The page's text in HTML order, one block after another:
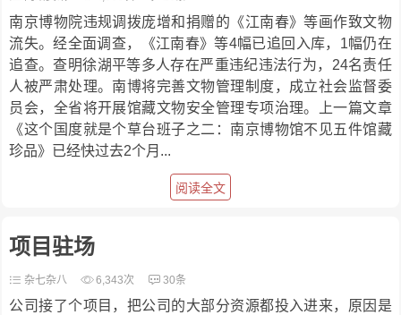
南京博物院违规调拨庞增和捐赠的《江南春》等画作致文物
流失。经全面调查，《江南春》等4幅已追回入库，1幅仍在
追查。查明徐湖平等多人存在严重违纪违法行为，24名责任
人被严肃处理。南博将完善文物管理制度，成立社会监督委
员会，全省将开展馆藏文物安全管理专项治理。上一篇文章
《这个国度就是个草台班子之二：南京博物馆不见五件馆藏
珍品》已经快过去2个月...
阅读全文
项目驻场
杂七杂八 6,343次 30条
公司接了个项目，把公司的大部分资源都投入进来，原因是